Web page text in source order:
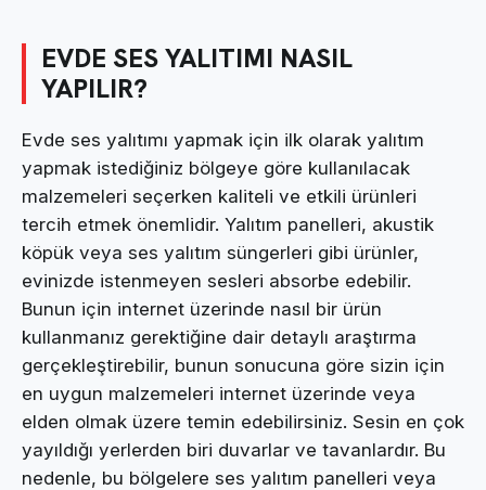
EVDE SES YALITIMI NASIL
YAPILIR?
Evde ses yalıtımı yapmak için ilk olarak yalıtım
yapmak istediğiniz bölgeye göre kullanılacak
malzemeleri seçerken kaliteli ve etkili ürünleri
tercih etmek önemlidir. Yalıtım panelleri, akustik
köpük veya ses yalıtım süngerleri gibi ürünler,
evinizde istenmeyen sesleri absorbe edebilir.
Bunun için internet üzerinde nasıl bir ürün
kullanmanız gerektiğine dair detaylı araştırma
gerçekleştirebilir, bunun sonucuna göre sizin için
en uygun malzemeleri internet üzerinde veya
elden olmak üzere temin edebilirsiniz. Sesin en çok
yayıldığı yerlerden biri duvarlar ve tavanlardır. Bu
nedenle, bu bölgelere ses yalıtım panelleri veya